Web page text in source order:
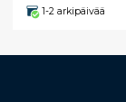
1-2 arkipäivää